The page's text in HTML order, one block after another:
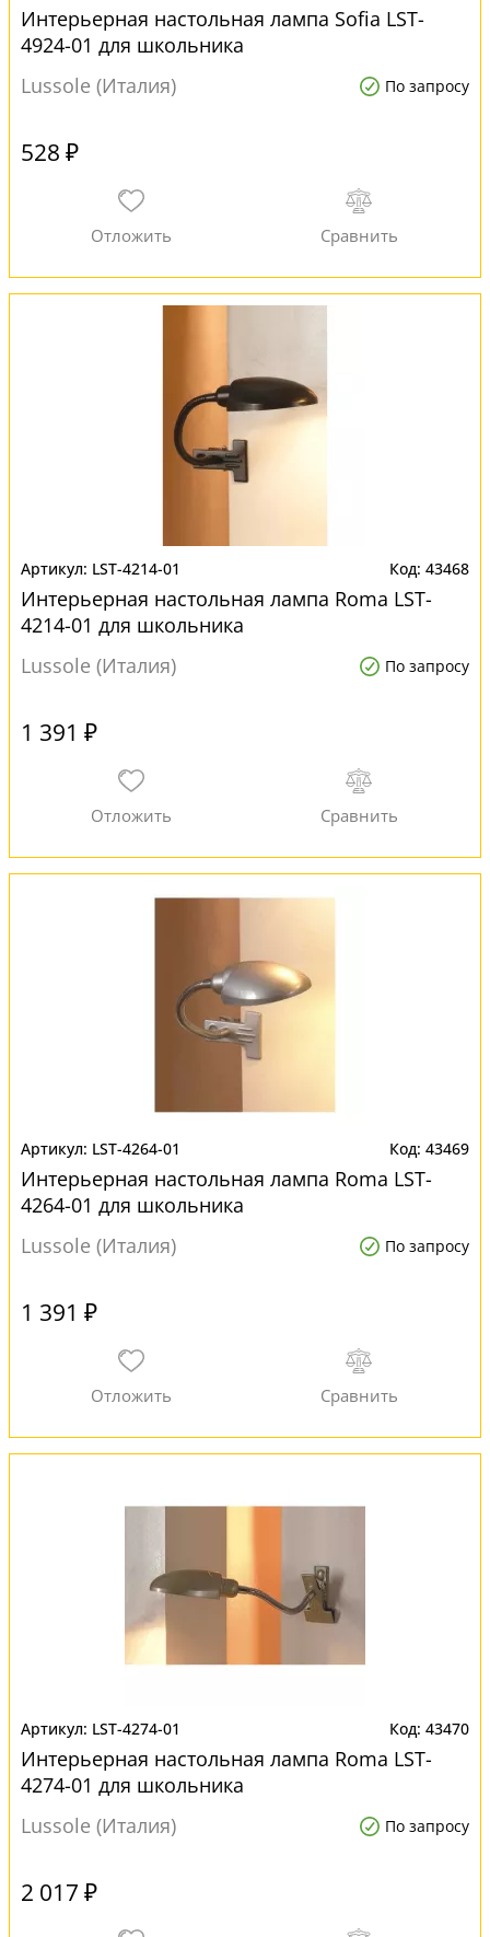
Интерьерная настольная лампа Sofia LST-
4924-01 для школьника
Lussole (Италия)
По запросу
528 ₽
LST-4214-01 43468
Интерьерная настольная лампа Roma LST-
4214-01 для школьника
Lussole (Италия)
По запросу
1 391 ₽
LST-4264-01 43469
Интерьерная настольная лампа Roma LST-
4264-01 для школьника
Lussole (Италия)
По запросу
1 391 ₽
LST-4274-01 43470
Интерьерная настольная лампа Roma LST-
4274-01 для школьника
Lussole (Италия)
По запросу
2 017 ₽